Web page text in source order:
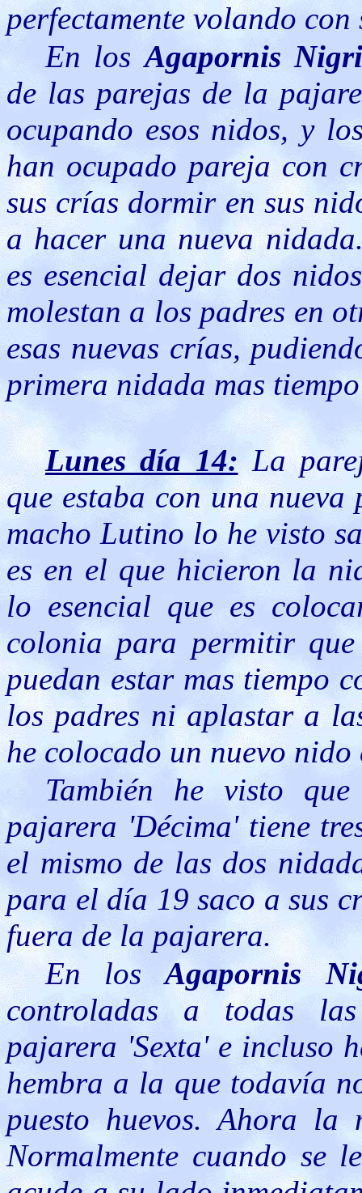
perfectamente volando
En losAgapornis
de las parejas de la
ocupando esos nidos, y
han ocupado pareja con
sus crías dormir en sus
a hacer una nueva
es esencial dejar dos
molestan a los padres en
esas nuevas crías,
primera nidada mas
Lunes día 14: La
que estaba con una
macho Lutino lo he visto
es en el que hicieron la
lo esencial que es
colonia para permitir
puedan estar mas tiempo
los padres ni aplastar a
he colocado un nuevo
También he visto
pajarera 'Décima' tiene
el mismo de las dos
para el día 19 saco a sus
fuera de la pajarera.
En losAgapornis
controladas a todas
pajarera 'Sexta' e incluso
hembra a la que todavía
puesto huevos. Ahora la
Normalmente cuando se